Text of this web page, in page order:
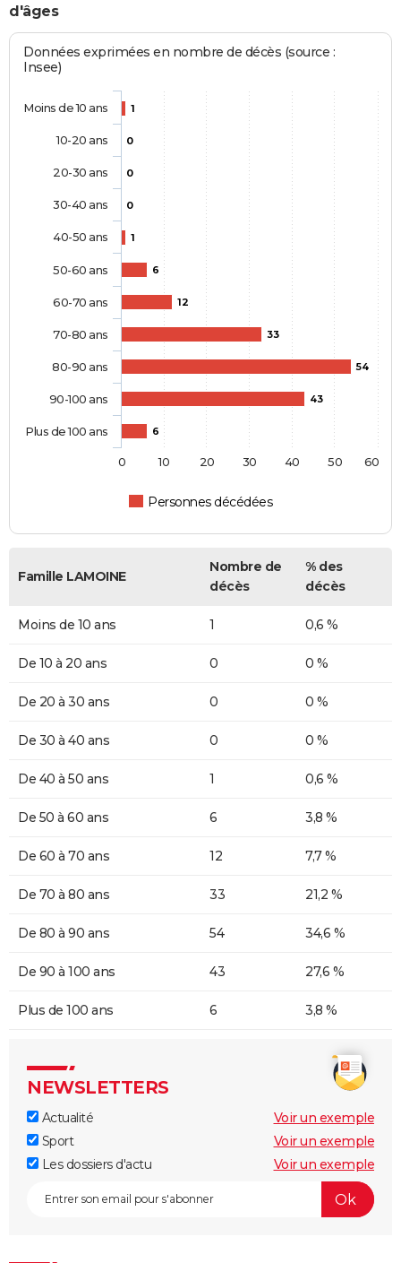
d'âges
Données exprimées en nombre de décès (source :
Insee)
1
0
0
0
1
6
12
33
54
43
6
Personnes décédées
Moins de 10 ans
10-20 ans
20-30 ans
30-40 ans
40-50 ans
50-60 ans
60-70 ans
70-80 ans
80-90 ans
90-100 ans
Plus de 100 ans
0 10 20 30 40 50 60
Famille LAMOINE
Nombre de
décès
% des
décès
Moins de 10 ans 1 0,6 %
De 10 à 20 ans 0 0 %
De 20 à 30 ans 0 0 %
De 30 à 40 ans 0 0 %
De 40 à 50 ans 1 0,6 %
De 50 à 60 ans 6 3,8 %
De 60 à 70 ans 12 7,7 %
De 70 à 80 ans 33 21,2 %
De 80 à 90 ans 54 34,6 %
De 90 à 100 ans 43 27,6 %
Plus de 100 ans 6 3,8 %
NEWSLETTERS
Actualité
Voir un exemple
Sport
Voir un exemple
Les dossiers d'actu
Voir un exemple